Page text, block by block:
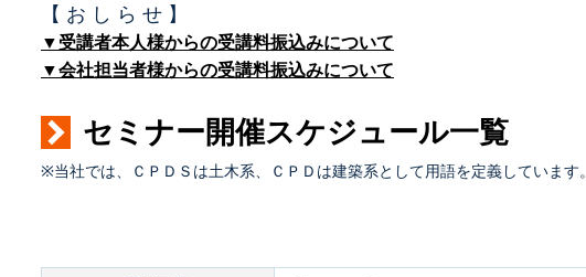
【 お し ら せ 】
▼受講者本人様からの受講料振込みについて
▼会社担当者様からの受講料振込みについて
セミナー開催スケジュール一覧
※当社では、ＣＰＤＳは土木系、ＣＰＤは建築系として用語を定義しています。